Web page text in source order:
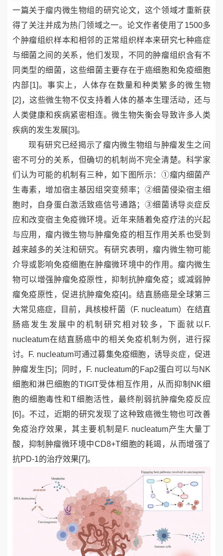
一篇关于瘤内微生物组的研究论文，这个领域才重新获
得了关注并成为热门领域之一。论文作者使用了 1500多
个肿瘤组织样本和相邻的正常组织样本来研究七种癌症
与细菌之间的关系，他们发现，不同的肿瘤组织含有不
同类型的细菌，这些细菌主要存在于癌细胞和免疫细胞
内部 [1]。事实上，人体存在数量和种类繁多的微生物
[2] ，这些微生物不仅支持着人体的基本生理活动，还与
人类健康和疾病紧密相连。微生物失衡会导致许多人类
疾病的发生发展[3]。
现有研究已经揭示了瘤内微生物组与肿瘤发生之间
密不可分的关系，但确切的机制尚不完全清楚。科学家
们认为可能的机制有三种，如下图所示：①瘤内细菌产
生毒素，增加宿主基因组突变频率；②细菌侵染宿主细
胞时，自身蛋白激活致癌信号通路；③细菌诱导炎症反
应和改变宿主免疫微环境。近年来随着免疫疗法的兴起
与应用，瘤内微生物与肿瘤免疫的相互作用关系也受到
越来越多的关注和研究。有研究表明，瘤内微生物可能
介导或影响免疫细胞在肿瘤微环境中的作用。瘤内微生
物可以增强肿瘤免疫原性，抑制抗肿瘤免疫；或减弱肿
瘤免疫原性，促进抗肿瘤免疫[4]。结直肠癌是全球第三
大常见癌症，目前，具核梭杆菌（F. nucleatum）在结直
肠癌发生发展中的机制研究相对较多，下面就以 F.
nucleatum在结直肠癌中的相关免疫机制为例，进行探
讨。 F. nucleatum可通过募集免疫细胞，诱导炎症，促进
肿瘤发生 [5] ；同时， F. nucleatum的 Fap2蛋白可以与NK
细胞和淋巴细胞的TIGIT受体相互作用，从而抑制 NK细
胞的细胞毒性和T细胞活性，最终削弱抗肿瘤免疫反应
[6]。不过，近期的研究发现了这种致癌微生物也可改善
免疫治疗效果，其主要机制是 F. nucleatum产生大量丁
酸，抑制肿瘤微环境中CD8+T细胞的耗竭，从而增强了
抗PD-1的治疗效果[7]。